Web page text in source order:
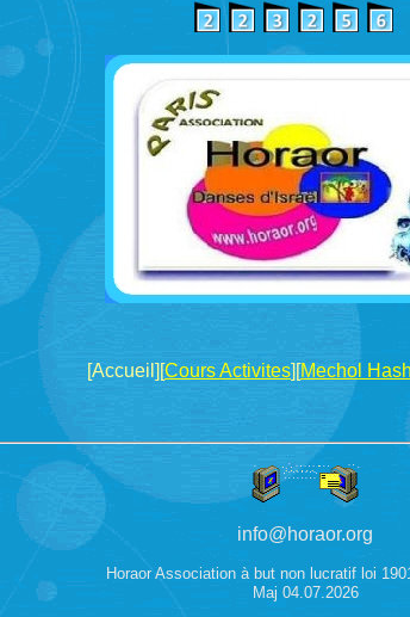
[Accueil][Cours Activites][Mechol
info@horaor.org
Horaor Association à but non lucratif loi
Maj 04.07.2026